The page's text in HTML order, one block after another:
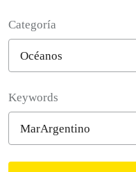
Categoría
Keywords